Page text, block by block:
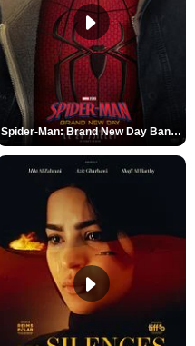
Spider-Man: Brand New Day Bande-annonce VO STFR